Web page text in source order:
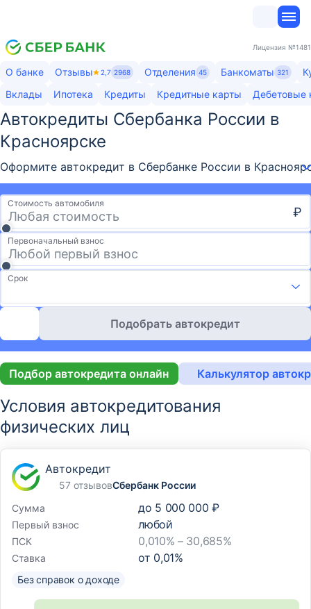
Лицензия №1481
О банке Отзывы 2,7 2968 Отделения 45 Банкоматы 321
Вклады
Ипотека Кредиты Кредитные карты Дебетовые
Автокредиты Сбербанка России​ в
Красноярске
Оформите автокредит в Сбербанке России в
Стоимость автомобиля
₽
Первоначальный взнос
Срок
Подобрать автокредит
Подбор автокредита онлайн Калькулятор
Условия автокредитования
физических лиц
Автокредит
57 отзывовСбербанк России
Сумма
до 5 000 000 ₽
Первый взнос любой
ПСК 0,010% – 30,685%
Ставка от 0,01%
Без справок о доходе